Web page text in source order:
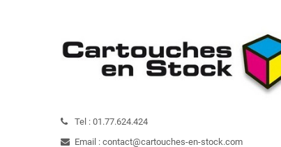
Tel : 01.77.624.424
Email : contact@cartouches-en-stock.com